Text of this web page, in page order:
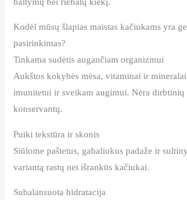
Kodėl mūsų šlapias maistas kačiukams yra
pasirinkimas?
Tinkama sudėtis augančiam organizmui
Aukštos kokybės mėsa, vitaminai ir
imunitetui ir sveikam augimui. Nėra
konservantų.
Puiki tekstūra ir skonis
Siūlome paštetus, gabaliukus padaže ir
variantą rastų net išrankūs kačiukai.
Subalansuota hidratacija